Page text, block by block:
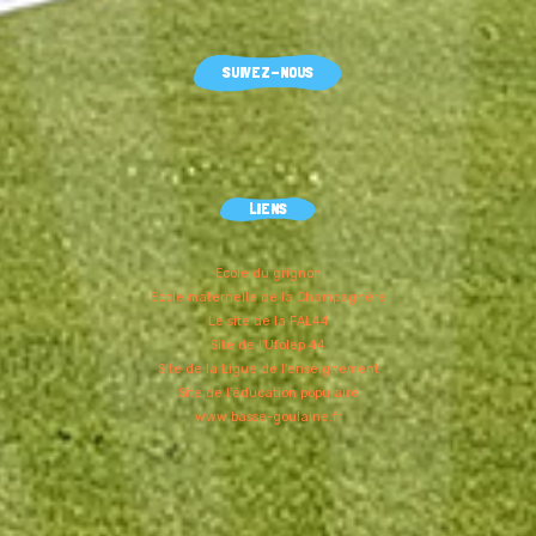
ALBG44,
tous
droits
réservés
SUIVEZ-NOUS
LIENS
Ecole du grignon
Ecole maternelle de la Champagnère
Le site de la FAL44
Site de l'Ufolep 44
Site de la Ligue de l'enseignement
Site de l'éducation populaire
www.basse-goulaine.fr